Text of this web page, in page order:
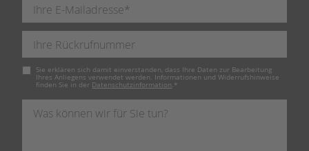
Pflichtfeld
Sie erklären sich damit einverstanden, dass Ihre Daten zur Bearbeitung
Ihres Anliegens verwendet werden. Informationen und Widerrufshinweise
finden Sie in der Datenschutzinformation. *